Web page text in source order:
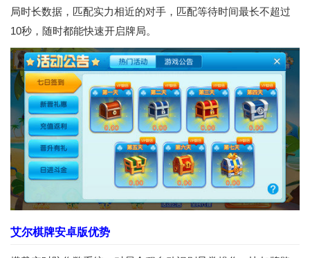
局时长数据，匹配实力相近的对手，匹配等待时间最长不超过
10秒，随时都能快速开启牌局。
艾尔棋牌安卓版优势